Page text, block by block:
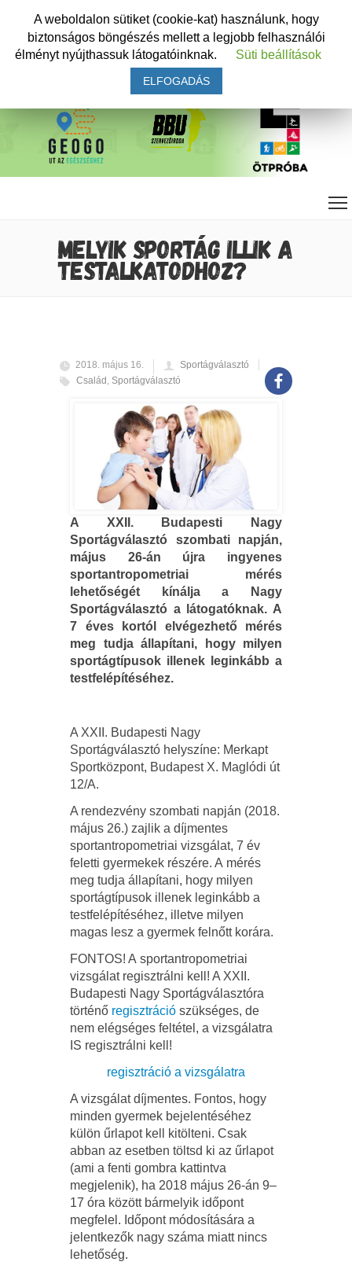
MELYIK SPORTÁG ILLIK A
TESTALKATODHOZ?
2018. május 16.
Sportágválasztó
Család, Sportágválasztó
A XXII. Budapesti Nagy
Sportágválasztó szombati napján,
május 26-án újra ingyenes
sportantropometriai mérés
lehetőségét kínálja a Nagy
Sportágválasztó a látogatóknak. A
7 éves kortól elvégezhető mérés
meg tudja állapítani, hogy milyen
sportágtípusok illenek leginkább a
testfelépítéséhez.
A XXII. Budapesti Nagy
Sportágválasztó helyszíne: Merkapt
Sportközpont, Budapest X. Maglódi út
12/A.
A rendezvény szombati napján (2018.
május 26.) zajlik a díjmentes
sportantropometriai vizsgálat, 7 év
feletti gyermekek részére. A mérés
meg tudja állapítani, hogy milyen
sportágtípusok illenek leginkább a
testfelépítéséhez, illetve milyen
magas lesz a gyermek felnőtt korára.
FONTOS! A sportantropometriai
vizsgálat regisztrálni kell! A XXII.
Budapesti Nagy Sportágválasztóra
történő regisztráció szükséges, de
nem elégséges feltétel, a vizsgálatra
IS regisztrálni kell!
regisztráció a vizsgálatra
A vizsgálat díjmentes. Fontos, hogy
minden gyermek bejelentéséhez
külön űrlapot kell kitölteni. Csak
abban az esetben töltsd ki az űrlapot
(ami a fenti gombra kattintva
megjelenik), ha 2018 május 26-án 9–
17 óra között bármelyik időpont
megfelel. Időpont módosítására a
jelentkezők nagy száma miatt nincs
lehetőség.
A weboldalon sütiket (cookie-kat) használunk, hogy
biztonságos böngészés mellett a legjobb felhasználói
élményt nyújthassuk látogatóinknak.
Süti beállítások
ELFOGADÁS